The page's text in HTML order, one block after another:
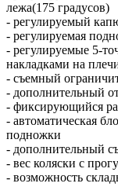
лежа(175 градусов)
- регулируемый
- регулируемая
- регулируемые 5-
накладками на
- съемный
- дополнительный
- фиксирующийся
- автоматическая
подножки
- дополнительный
- вес коляски с
- возможность